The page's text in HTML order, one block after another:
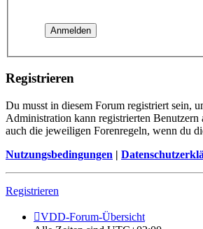
Registrieren
Du musst in diesem Forum registriert sein,
Administration kann registrierten
auch die jeweiligen Forenregeln, wenn du
Nutzungsbedingungen |
Registrieren
VDD-Forum-Übersicht